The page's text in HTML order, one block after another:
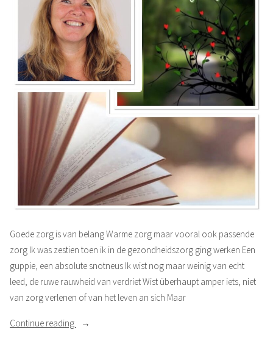
Goede zorg is van belang Warme zorg maar vooral ook passende
zorg Ik was zestien toen ik in de gezondheidszorg ging werken Een
guppie, een absolute snotneus Ik wist nog maar weinig van echt
leed, de ruwe rauwheid van verdriet Wist überhaupt amper iets, niet
van zorg verlenen of van het leven an sich Maar
Continue reading
“Door